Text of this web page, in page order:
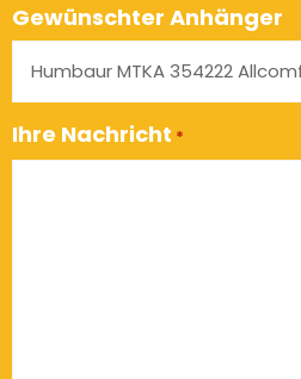
Gewünschter Anhänger
Ihre Nachricht *